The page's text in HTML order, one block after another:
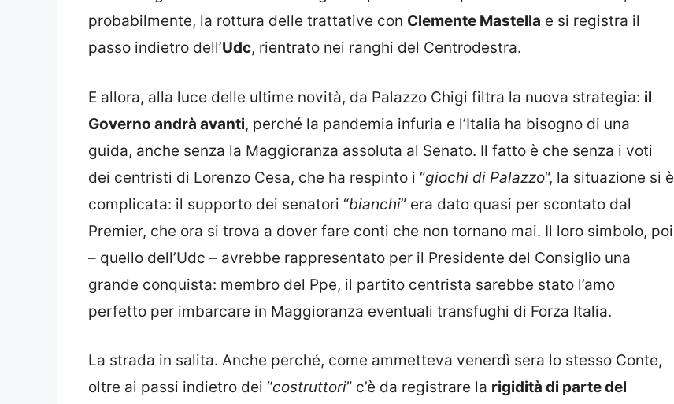
probabilmente, la rottura delle trattative con Clemente Mastella e si registra il
passo indietro dell’Udc, rientrato nei ranghi del Centrodestra.
E allora, alla luce delle ultime novità, da Palazzo Chigi filtra la nuova strategia: il
Governo andrà avanti, perché la pandemia infuria e l’Italia ha bisogno di una
guida, anche senza la Maggioranza assoluta al Senato. Il fatto è che senza i voti
dei centristi di Lorenzo Cesa, che ha respinto i “giochi di Palazzo“, la situazione si è
complicata: il supporto dei senatori “bianchi” era dato quasi per scontato dal
Premier, che ora si trova a dover fare conti che non tornano mai. Il loro simbolo, poi
– quello dell’Udc – avrebbe rappresentato per il Presidente del Consiglio una
grande conquista: membro del Ppe, il partito centrista sarebbe stato l’amo
perfetto per imbarcare in Maggioranza eventuali transfughi di Forza Italia.
La strada in salita. Anche perché, come ammetteva venerdì sera lo stesso Conte,
oltre ai passi indietro dei “costruttori” c’è da registrare la rigidità di parte del